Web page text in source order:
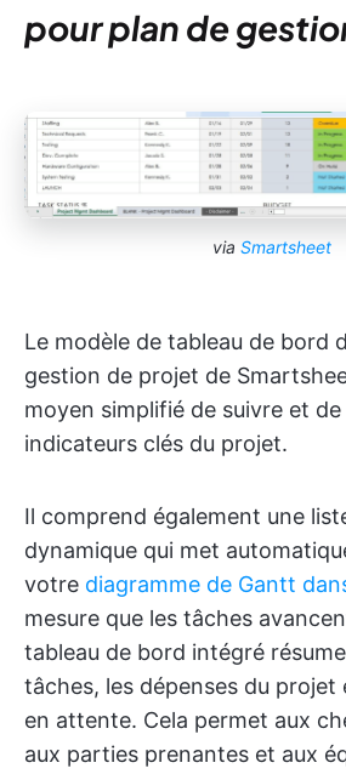
pour plan de
via Smartsheet
Le modèle de tableau de bord
gestion de projet de
moyen simplifié de suivre et de
indicateurs clés du projet.
Il comprend également une
dynamique qui met
votre diagramme de Gantt
mesure que les tâches
tableau de bord intégré
tâches, les dépenses du projet
en attente. Cela permet aux
aux parties prenantes et aux